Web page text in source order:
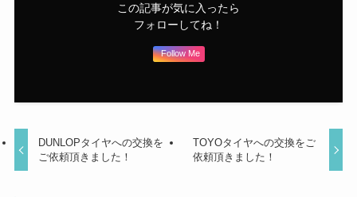
この記事が気に入ったら
フォローしてね！
Follow Me
DUNLOPタイヤへの交換を
ご依頼頂きました！
TOYOタイヤへの交換をご
依頼頂きました！